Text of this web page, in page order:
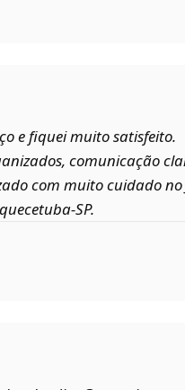
e fiquei muito satisfeito.
comunicação
com muito cuidado